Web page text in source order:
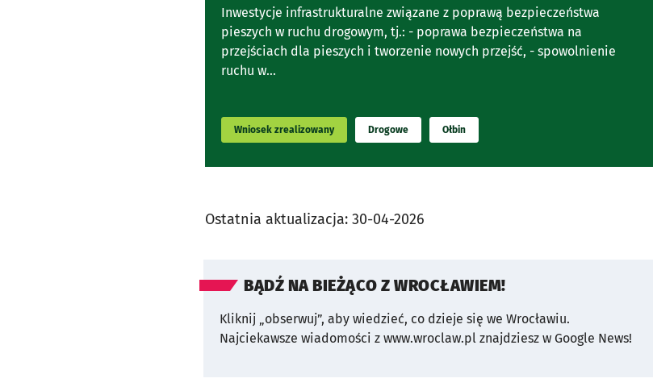
Inwestycje infrastrukturalne związane z poprawą bezpieczeństwa
pieszych w ruchu drogowym, tj.: - poprawa bezpieczeństwa na
przejściach dla pieszych i tworzenie nowych przejść, - spowolnienie
ruchu w...
Wniosek zrealizowany Drogowe Ołbin
Ostatnia aktualizacja: 30-04-2026
BĄDŹ NA BIEŻĄCO Z WROCŁAWIEM!
Kliknij „obserwuj”, aby wiedzieć, co dzieje się we Wrocławiu.
Najciekawsze wiadomości z www.wroclaw.pl znajdziesz w Google News!